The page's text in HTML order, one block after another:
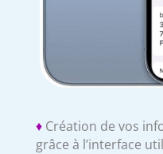
♦Création de vos
grâce à l’interface